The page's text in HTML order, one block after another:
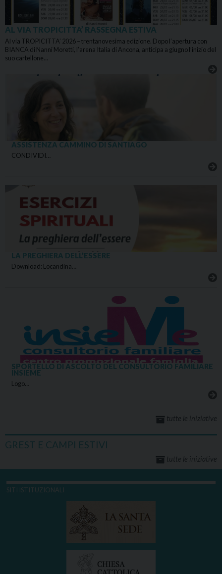
AL VIA TROPICITTA’ RASSEGNA ESTIVA
Al via TROPICITTA’ 2026 – trentanovesima edizione. Dopo l’apertura con
BIANCA di Nanni Moretti, l’arena Italia di Ancona, anticipa a giugno l’inizio del
suo cartellone…
ASSISTENZA CAMMINO DI SANTIAGO
CONDIVIDI…
LA PREGHIERA DELL’ESSERE
Download: Locandina…
SPORTELLO DI ASCOLTO DEL CONSULTORIO FAMILIARE
INSIEME
Logo…
tutte le iniziative
GREST E CAMPI ESTIVI
tutte le iniziative
SITI ISTITUZIONALI